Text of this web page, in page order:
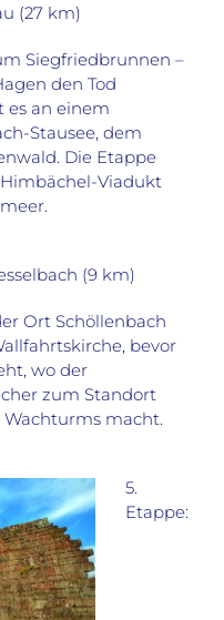
(27 km)
Siegfriedbrunnen –
den Tod
es an einem
Stausee, dem
Die Etappe
Viadukt
(9 km)
Ort Schöllenbach
bevor
wo der
zum Standort
macht.
5.
Etappe: